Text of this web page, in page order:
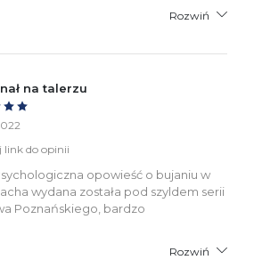
Rozwiń
na talerzu
link do opinii
opowieść o bujaniu w
wydana została pod szyldem serii
Poznańskiego, bardzo
Rozwiń